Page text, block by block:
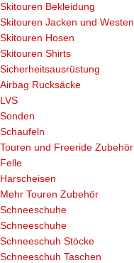
Skitouren Bekleidung
Skitouren Jacken und Westen
Skitouren Hosen
Skitouren Shirts
Sicherheitsausrüstung
Airbag Rucksäcke
LVS
Sonden
Schaufeln
Touren und Freeride Zubehör
Felle
Harscheisen
Mehr Touren Zubehör
Schneeschuhe
Schneeschuhe
Schneeschuh Stöcke
Schneeschuh Taschen